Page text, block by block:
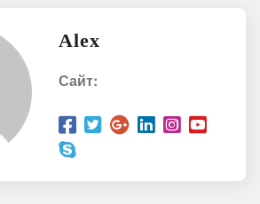
Alex
Сайт: